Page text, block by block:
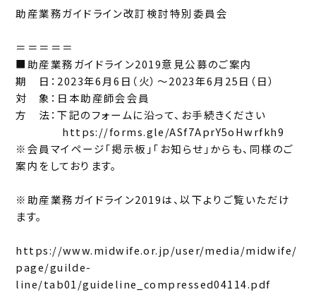
助産業務ガイドライン改訂検討特別委員会
＝＝＝＝＝
■助産業務ガイドライン2019意見公募のご案内
期 日：2023年6月6日（火）〜2023年6月25日（日）
対 象：日本助産師会会員
方 法：下記のフォームに沿って、お手続きください
https://forms.gle/ASf7AprY5oHwrfkh9
※会員マイページ「掲示板」「お知らせ」からも、同様のご
案内をしております。
※助産業務ガイドライン2019は、以下よりご覧いただけ
ます。
https://www.midwife.or.jp/user/media/midwife/
page/guilde-
line/tab01/guideline_compressed04114.pdf